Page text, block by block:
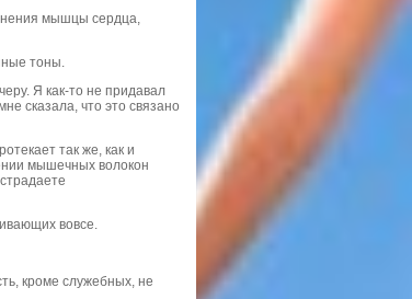
мышцы сердца,
тоны.
Я как-то не придавал
сказала, что это связано
так же, как и
мышечных волокон
вовсе.
кроме служебных, не